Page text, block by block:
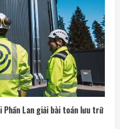
Lan giải bài toán lưu trữ